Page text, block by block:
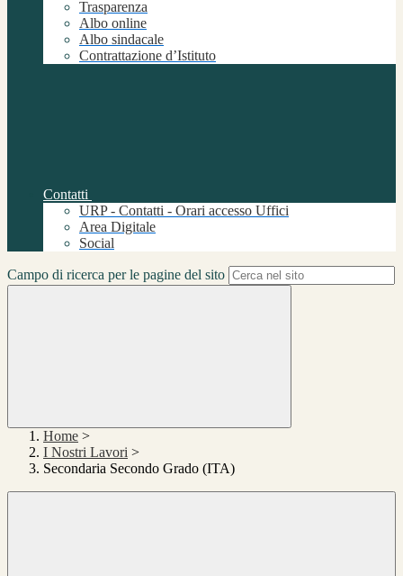
Trasparenza
Albo online
Albo sindacale
Contrattazione d’Istituto
Contatti
URP - Contatti - Orari accesso Uffici
Area Digitale
Social
Campo di ricerca per le pagine del sito
Home >
I Nostri Lavori >
Secondaria Secondo Grado (ITA)